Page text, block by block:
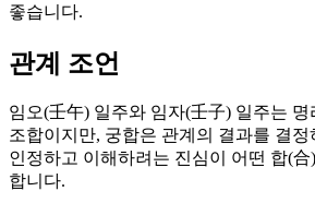
좋습니다.
관계 조언
임오(壬午) 일주와 임자(壬子) 일주는
조합이지만, 궁합은 관계의 결과를 결
인정하고 이해하려는 진심이 어떤 합(合
합니다.